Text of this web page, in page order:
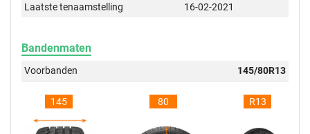
Laatste tenaamstelling
16-02-2021
Bandenmaten
Voorbanden 145/80R13
145 80 R13